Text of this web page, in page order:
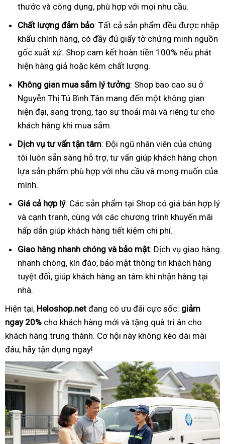
thước và công dụng, phù hợp với mọi nhu cầu.
Chất lượng đảm bảo: Tất cả sản phẩm đều được nhập
khẩu chính hãng, có đầy đủ giấy tờ chứng minh nguồn
gốc xuất xứ. Shop cam kết hoàn tiền 100% nếu phát
hiện hàng giả hoặc kém chất lượng.
Không gian mua sắm lý tưởng: Shop bao cao su ở
Nguyễn Thị Tú Bình Tân mang đến một không gian
hiện đại, sang trọng, tạo sự thoải mái và riêng tư cho
khách hàng khi mua sắm.
Dịch vụ tư vấn tận tâm: Đội ngũ nhân viên của chúng
tôi luôn sẵn sàng hỗ trợ, tư vấn giúp khách hàng chọn
lựa sản phẩm phù hợp với nhu cầu và mong muốn của
mình.
Giá cả hợp lý: Các sản phẩm tại Shop có giá bán hợp lý
và cạnh tranh, cùng với các chương trình khuyến mãi
hấp dẫn giúp khách hàng tiết kiệm chi phí.
Giao hàng nhanh chóng và bảo mật: Dịch vụ giao hàng
nhanh chóng, kín đáo, bảo mật thông tin khách hàng
tuyệt đối, giúp khách hàng an tâm khi nhận hàng tại
nhà.
Hiện tại, Heloshop.net đang có ưu đãi cực sốc: giảm
ngay 20% cho khách hàng mới và tặng quà tri ân cho
khách hàng trung thành. Cơ hội này không kéo dài mãi
đâu, hãy tận dụng ngay!